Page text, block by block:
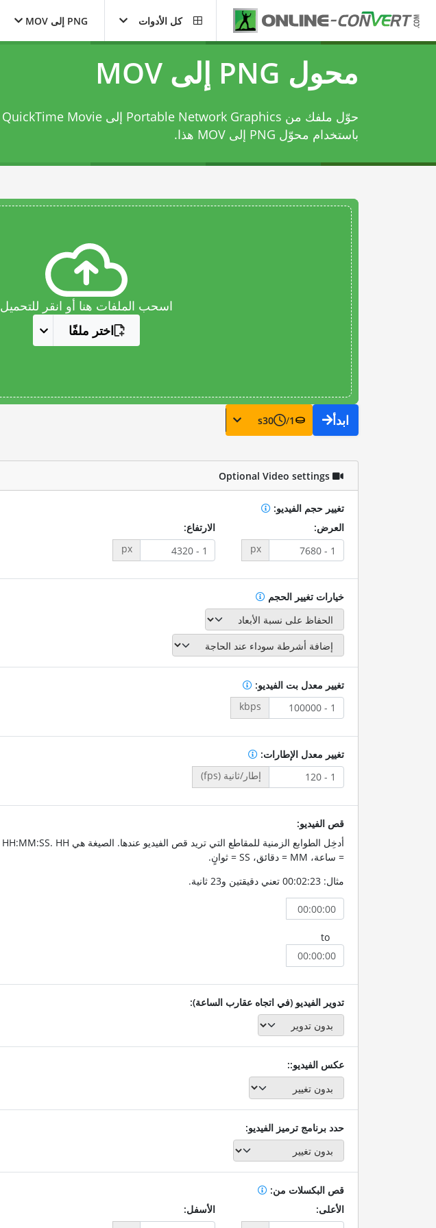
كل الأدوات PNG إلى MOV
محول PNG إلى MOV
حوّل ملفك من Portable Network Graphics إلى QuickTime Movie
باستخدام محوّل PNG إلى MOV هذا.
اسحب الملفات هنا أو انقر للتحميل
اختر ملفًا
ابدأ 1
/
30
s
Optional Video settings
تغيير حجم الفيديو:
العرض:
px
الارتفاع:
px
خيارات تغيير الحجم
تغيير معدل بت الفيديو:
kbps
تغيير معدل الإطارات:
إطار/ثانية (fps)
قص الفيديو:
أدخِل الطوابع الزمنية للمقاطع التي تريد قص الفيديو عندها. الصيغة هي HH:MM:SS. HH
= ساعة، MM = دقائق، SS = ثوانٍ.
مثال: 00:02:23 تعني دقيقتين و23 ثانية.
to
تدوير الفيديو (في اتجاه عقارب الساعة):
عكس الفيديو::
حدد برنامج ترميز الفيديو:
قص البكسلات من:
الأعلى:
الأسفل: